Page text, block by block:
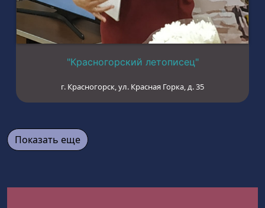
"Красногорский летописец"
г. Красногорск, ул. Красная Горка, д. 35
Показать еще